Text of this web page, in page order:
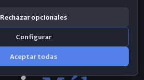
Rechazar opcionales
Configurar
Aceptar todas